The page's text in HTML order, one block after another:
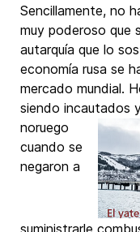
Sencillamente, no
muy poderoso que
autarquía que lo
economía rusa se
mercado mundial.
siendo incautados
noruego
cuando se
negaron a
suministrarle